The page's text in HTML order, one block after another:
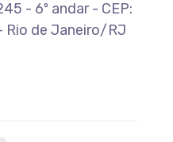
- 6º andar - CEP:
de Janeiro/RJ